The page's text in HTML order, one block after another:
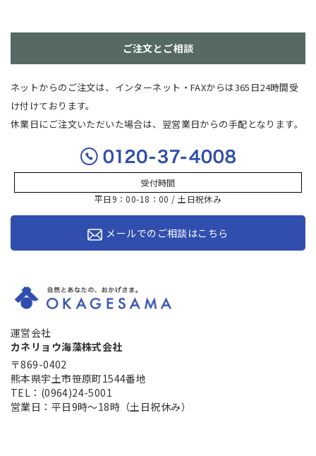
ご注文とご相談
ネットからのご注文は、インターネット・FAXからは365日24時間受
け付けております。
休業日にご注文いただいた場合は、翌営業日からの手配となります。
受付時間
平日9：00-18：00 / 土日祝休み
メールでのご相談はこちら
運営会社
カネリョウ海藻株式会社
〒869-0402
熊本県宇土市笹原町1544番地
TEL：(0964)24-5001
営業日：平日9時～18時（土日祝休み）